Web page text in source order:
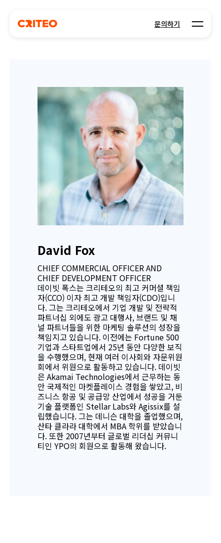
문의하기 Open
David Fox
CHIEF COMMERCIAL OFFICER AND
CHIEF DEVELOPMENT OFFICER
데이빗 폭스는 크리테오의 최고 커머셜 책임
자(CCO) 이자 최고 개발 책임자(CDO)입니
다. 그는 크리테오에서 기업 개발 및 전략적
파트너십 외에도 광고 대행사, 브랜드 및 채
널 파트너들을 위한 마케팅 솔루션의 성장을
책임지고 있습니다. 이전에는 Fortune 500
기업과 스타트업에서 25년 동안 다양한 보직
을 수행했으며, 현재 여러 이사회와 자문위원
회에서 위원으로 활동하고 있습니다. 데이빗
은 Akamai Technologies에서 근무하는 동
안 국제적인 마켓플레이스 경험을 쌓았고, 비
즈니스 항공 및 공급망 산업에서 성공을 거둔
기술 플랫폼인 Stellar Labs와 Agissix를 설
립했습니다. 그는 데니슨 대학을 졸업했으며,
산타 클라라 대학에서 MBA 학위를 받았습니
다. 또한 2007년부터 글로벌 리더십 커뮤니
티인 YPO의 회원으로 활동해 왔습니다.